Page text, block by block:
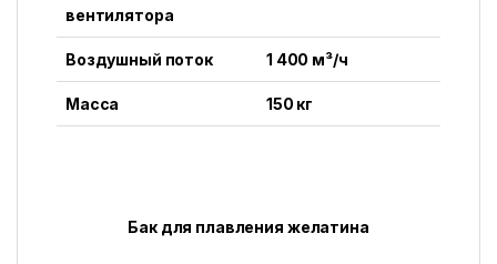
вентилятора
Воздушный поток 1 400 м³/ч
Масса 150 кг
Бак для плавления желатина